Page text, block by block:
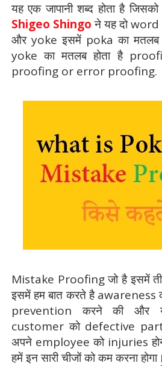
यह एक जापानी शब्द होता है
Shigeo Shingoने यह दो word
और yoke इसमें poka का मतलब
yoke का मतलब होता है
proofing or error proofing.
Mistake Proofing जो है इसमें
इसमें हम बात करते है
prevention करने की और
customer को defective
अपने employee को injuries
हमें इन सारी चीजों को कम करना होगा।